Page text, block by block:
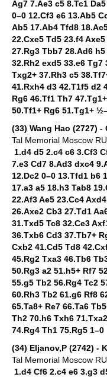
Ag7 7.Ae3 c5 8.Tc1
0–0 12.Cf3 e6 13.Ab5
Ab5 17.Ab4 Tfd8
22.Cxe5 Td5 23.f4
27.Rg3 Tbb7 28.Ad6
32.Rh2 exd5 33.e6 Tg7
Txg2+ 37.Rh3 c5
41.Rxh4 d3 42.T1f5 d2
Rg6 46.Tf1 Th7
50.Tf1+ Rg6 51.Tg1+
(33) Wang Hao (2727)
Tal Memorial Moscow
1.d4 d5 2.c4 c6 3.Cf3
7.e3 Cd7 8.Ad3 dxc4
12.Dc2 0–0 13.Tfd1 b6
17.a3 a5 18.h3 Tab8
22.Af3 Ae5 23.Cc4
26.Axe2 Cb3 27.Td1
31.Txd5 Tc8 32.Ce3
36.Txb6 Cd3 37.Tb7+
Cxb2 41.Cd5 Td8
45.Rg2 Txa3 46.Tb6
50.Rg3 a2 51.h5+ Rf7
55.g5 Tb2 56.Rg4 Tc2
60.Rh3 Tb2 61.g6 Rf8
65.Ta8+ Re7 66.Ta6
Th2 70.h6 Txh6
74.Rg4 Th1 75.Rg5 1–0
(34) Eljanov,P (2742) -
Tal Memorial Moscow
1.d4 Cf6 2.c4 e6 3.g3